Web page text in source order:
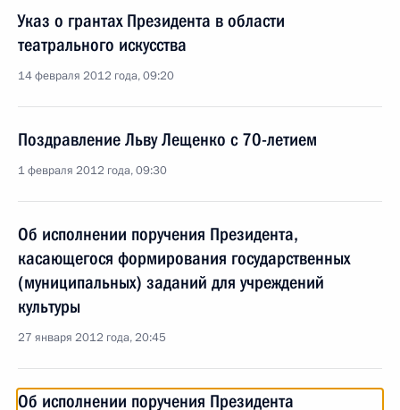
Указ о грантах Президента в области
театрального искусства
14 февраля 2012 года, 09:20
Поздравление Льву Лещенко с 70-летием
1 февраля 2012 года, 09:30
Об исполнении поручения Президента,
касающегося формирования государственных
(муниципальных) заданий для учреждений
культуры
27 января 2012 года, 20:45
Об исполнении поручения Президента